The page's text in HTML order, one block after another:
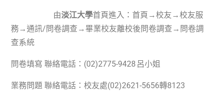
由淡江大學首頁進入：首頁 →校友 →校友服
務→通訊/問卷調查 →畢業校友離校後問卷調查 → 問卷調
查系統
問卷填寫 聯絡電話： (02)2775-9428 呂小姐
業務問題 聯絡電話：校友處(02)2621-5656轉8123